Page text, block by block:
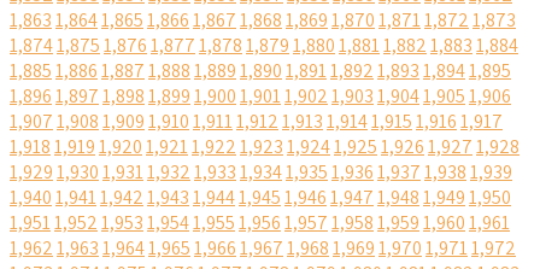
1,8631,8641,8651,8661,8671,8681,8691,8701,8711,8721,873
1,8741,8751,8761,8771,8781,8791,8801,8811,8821,8831,884
1,8851,8861,8871,8881,8891,8901,8911,8921,8931,8941,895
1,8961,8971,8981,8991,9001,9011,9021,9031,9041,9051,906
1,9071,9081,9091,9101,9111,9121,9131,9141,9151,9161,917
1,9181,9191,9201,9211,9221,9231,9241,9251,9261,9271,928
1,9291,9301,9311,9321,9331,9341,9351,9361,9371,9381,939
1,9401,9411,9421,9431,9441,9451,9461,9471,9481,9491,950
1,9511,9521,9531,9541,9551,9561,9571,9581,9591,9601,961
1,9621,9631,9641,9651,9661,9671,9681,9691,9701,9711,972